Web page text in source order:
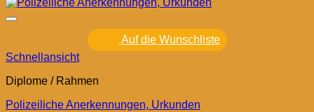
Auf die Wunschliste
Schnellansicht
Diplome / Rahmen
Polizeiliche Anerkennungen, Urkunden